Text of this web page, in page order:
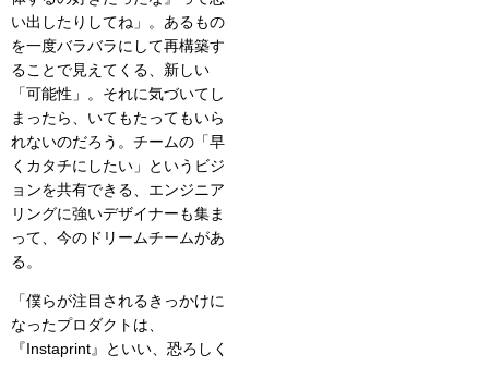
い出したりしてね」。あるもの
を一度バラバラにして再構築す
ることで見えてくる、新しい
「可能性」。それに気づいてし
まったら、いてもたってもいら
れないのだろう。チームの「早
くカタチにしたい」というビジ
ョンを共有できる、エンジニア
リングに強いデザイナーも集ま
って、今のドリームチームがあ
る。
「僕らが注目されるきっかけに
なったプロダクトは、
『Instaprint』といい、恐ろしく